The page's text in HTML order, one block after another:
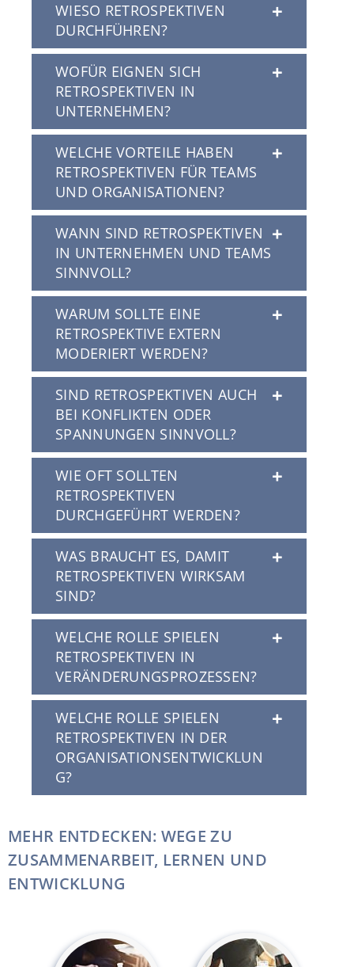
WIESO RETROSPEKTIVEN
DURCHFÜHREN?
WOFÜR EIGNEN SICH
RETROSPEKTIVEN IN
UNTERNEHMEN?
WELCHE VORTEILE HABEN
RETROSPEKTIVEN FÜR TEAMS
UND ORGANISATIONEN?
WANN SIND RETROSPEKTIVEN
IN UNTERNEHMEN UND TEAMS
SINNVOLL?
WARUM SOLLTE EINE
RETROSPEKTIVE EXTERN
MODERIERT WERDEN?
SIND RETROSPEKTIVEN AUCH
BEI KONFLIKTEN ODER
SPANNUNGEN SINNVOLL?
WIE OFT SOLLTEN
RETROSPEKTIVEN
DURCHGEFÜHRT WERDEN?
WAS BRAUCHT ES, DAMIT
RETROSPEKTIVEN WIRKSAM
SIND?
WELCHE ROLLE SPIELEN
RETROSPEKTIVEN IN
VERÄNDERUNGSPROZESSEN?
WELCHE ROLLE SPIELEN
RETROSPEKTIVEN IN DER
ORGANISATIONSENTWICKLUN
G?
MEHR ENTDECKEN: WEGE ZU
ZUSAMMENARBEIT, LERNEN UND
ENTWICKLUNG